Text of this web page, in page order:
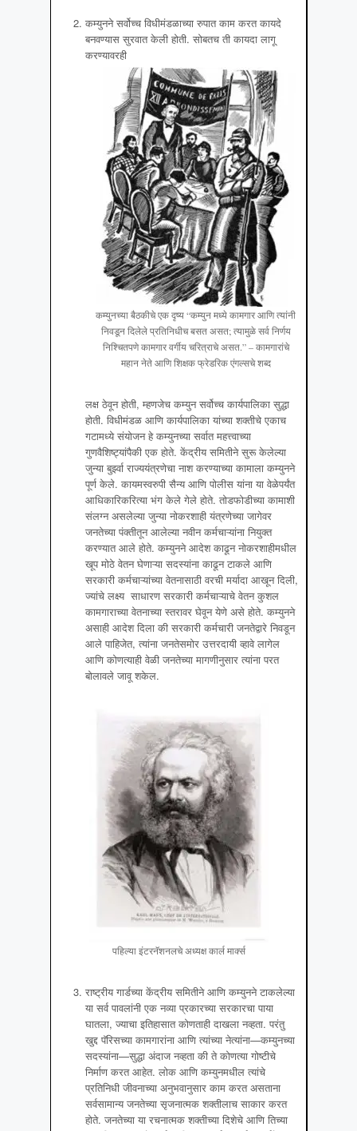
कम्युनने सर्वोच्च विधीमंडळाच्या रुपात काम करत कायदे
बनवण्यास सुरवात केली होती. सोबतच ती कायदा लागू
करण्यावरही
कम्युनच्या बैठकीचे एक दृष्य “कम्युन मध्ये कामगार आणि त्यांनी
निवडून दिलेले प्रतिनिधीच बसत असत; त्यामुळे सर्व निर्णय
निश्चितपणे कामगार वर्गीय चरित्राचे असत.” – कामगारांचे
महान नेते आणि शिक्षक फ्रेडरिक एंगल्सचे शब्द
लक्ष ठेवून होती, म्हणजेच कम्युन सर्वोच्च कार्यपालिका सुद्धा
होती. विधीमंडळ आणि कार्यपालिका यांच्या शक्तीचे एकाच
गटामध्ये संयोजन हे कम्युनच्या सर्वात महत्त्वाच्या
गुणवैशिष्ट्यांपैकी एक होते. केंद्रीय समितीने सुरू केलेल्या
जुन्या बुर्झ्वा राज्ययंत्रणेचा नाश करण्याच्या कामाला कम्युनने
पूर्ण केले. कायमस्वरुपी सैन्य आणि पोलीस यांना या वेळेपर्यंत
आधिकारिकरित्या भंग केले गेले होते. तोडफोडीच्या कामाशी
संलग्न असलेल्या जुन्या नोकरशाही यंत्रणेच्या जागेवर
जनतेच्या पंक्तीतून आलेल्या नवीन कर्मचाऱ्यांना नियुक्त
करण्यात आले होते. कम्युनने आदेश काढून नोकरशाहीमधील
खूप मोठे वेतन घेणाऱ्या सदस्यांना काढून टाकले आणि
सरकारी कर्मचाऱ्यांच्या वेतनासाठी वरची मर्यादा आखून दिली,
ज्यांचे लक्ष्य साधारण सरकारी कर्मचाऱ्याचे वेतन कुशल
कामगाराच्या वेतनाच्या स्तरावर घेवून येणे असे होते. कम्युनने
असाही आदेश दिला की सरकारी कर्मचारी जनतेद्वारे निवडून
आले पाहिजेत, त्यांना जनतेसमोर उत्तरदायी व्हावे लागेल
आणि कोणत्याही वेळी जनतेच्या मागणीनुसार त्यांना परत
बोलावले जावू शकेल.
पहिल्या इंटरनॅशनलचे अध्यक्ष कार्ल मार्क्स
राष्ट्रीय गार्डच्या केंद्रीय समितीने आणि कम्युनने टाकलेल्या
या सर्व पावलांनी एक नव्या प्रकारच्या सरकारचा पाया
घातला, ज्याचा इतिहासात कोणताही दाखला नव्हता. परंतु
खुद्द पॅरिसच्या कामगारांना आणि त्यांच्या नेत्यांना—कम्युनच्या
सदस्यांना—सुद्धा अंदाज नव्हता की ते कोणत्या गोष्टीचे
निर्माण करत आहेत. लोक आणि कम्युनमधील त्यांचे
प्रतिनिधी जीवनाच्या अनुभवानुसार काम करत असताना
सर्वसामान्य जनतेच्या सृजनात्मक शक्तीलाच साकार करत
होते. जनतेच्या या रचनात्मक शक्तीच्या दिशेचे आणि तिच्या